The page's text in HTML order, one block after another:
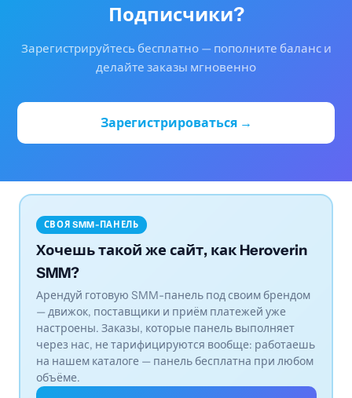
Подписчики?
Зарегистрируйтесь бесплатно — пополните баланс и
делайте заказы мгновенно
Зарегистрироваться →
СВОЯ SMM-ПАНЕЛЬ
Хочешь такой же сайт, как Heroverin
SMM?
Арендуй готовую SMM-панель под своим брендом
— движок, поставщики и приём платежей уже
настроены. Заказы, которые панель выполняет
через нас, не тарифицируются вообще: работаешь
на нашем каталоге — панель бесплатна при любом
объёме.